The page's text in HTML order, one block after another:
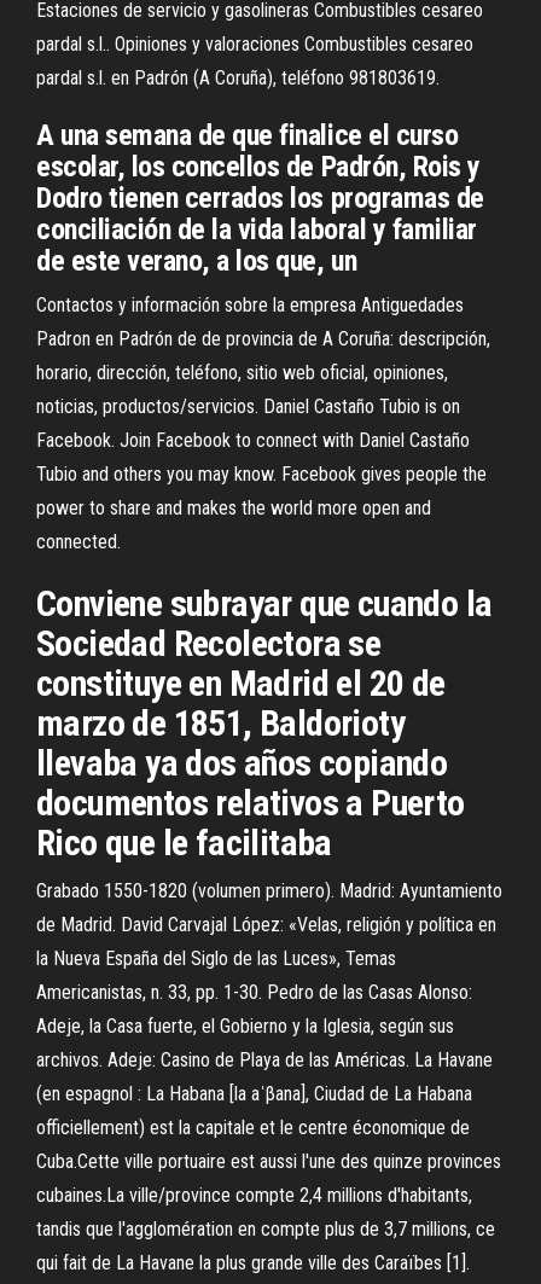
Estaciones de servicio y gasolineras Combustibles cesareo
pardal s.l.. Opiniones y valoraciones Combustibles cesareo
pardal s.l. en Padrón (A Coruña), teléfono 981803619.
A una semana de que finalice el curso
escolar, los concellos de Padrón, Rois y
Dodro tienen cerrados los programas de
conciliación de la vida laboral y familiar
de este verano, a los que, un
Contactos y información sobre la empresa Antiguedades
Padron en Padrón de de provincia de A Coruña: descripción,
horario, dirección, teléfono, sitio web oficial, opiniones,
noticias, productos/servicios. Daniel Castaño Tubio is on
Facebook. Join Facebook to connect with Daniel Castaño
Tubio and others you may know. Facebook gives people the
power to share and makes the world more open and
connected.
Conviene subrayar que cuando la
Sociedad Recolectora se
constituye en Madrid el 20 de
marzo de 1851, Baldorioty
llevaba ya dos años copiando
documentos relativos a Puerto
Rico que le facilitaba
Grabado 1550-1820 (volumen primero). Madrid: Ayuntamiento
de Madrid. David Carvajal López: «Velas, religión y política en
la Nueva España del Siglo de las Luces», Temas
Americanistas, n. 33, pp. 1-30. Pedro de las Casas Alonso:
Adeje, la Casa fuerte, el Gobierno y la Iglesia, según sus
archivos. Adeje: Casino de Playa de las Américas. La Havane
(en espagnol : La Habana [la aˈβana], Ciudad de La Habana
officiellement) est la capitale et le centre économique de
Cuba.Cette ville portuaire est aussi l'une des quinze provinces
cubaines.La ville/province compte 2,4 millions d'habitants,
tandis que l'agglomération en compte plus de 3,7 millions, ce
qui fait de La Havane la plus grande ville des Caraïbes [1].